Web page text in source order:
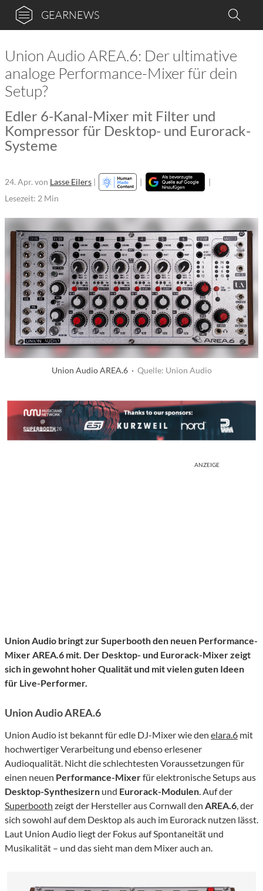
GEARNEWS
Union Audio AREA.6: Der ultimative
analoge Performance-Mixer für dein
Setup?
Edler 6-Kanal-Mixer mit Filter und
Kompressor für Desktop- und Eurorack-
Systeme
24. Apr. von Lasse Eilers | |
|
Lesezeit: 2 Min
Union Audio AREA.6 · Quelle: Union Audio
ANZEIGE
Union Audio bringt zur Superbooth den neuen Performance-
Mixer AREA.6 mit. Der Desktop- und Eurorack-Mixer zeigt
sich in gewohnt hoher Qualität und mit vielen guten Ideen
für Live-Performer.
Union Audio AREA.6
Union Audio ist bekannt für edle DJ-Mixer wie den elara.6 mit
hochwertiger Verarbeitung und ebenso erlesener
Audioqualität. Nicht die schlechtesten Voraussetzungen für
einen neuen Performance-Mixerfür elektronische Setups aus
Desktop-Synthesizern und Eurorack-Modulen . Auf der
Superbooth zeigt der Hersteller aus Cornwall den AREA.6 , der
sich sowohl auf dem Desktop als auch im Eurorack nutzen lässt.
Laut Union Audio liegt der Fokus auf Spontaneität und
Musikalität – und das sieht man dem Mixer auch an.